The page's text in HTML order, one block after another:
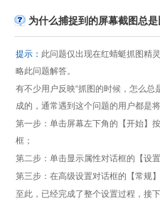
为什么捕捉到的屏幕截图总
提示： 此问题仅出现在红蜻蜓抓图精
略此问题解答。
有不少用户反映“抓图的时候，怎么总
成的，通常遇到这个问题的用户都是
第一步：单击屏幕左下角的【开始】
框；
第二步：单击显示属性对话框的【设
第三步：在高级设置对话框的【常规
至此，已经完成了整个设置过程，接